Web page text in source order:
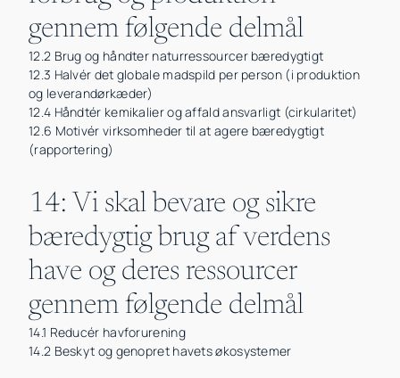
gennem følgende delmål
12.2 Brug og håndter naturressourcer bæredygtigt
12.3 Halvér det globale madspild per person (i produktion
og leverandørkæder)
12.4 Håndtér kemikalier og affald ansvarligt (cirkularitet)
12.6 Motivér virksomheder til at agere bæredygtigt
(rapportering)
14: Vi skal bevare og sikre
bæredygtig brug af verdens
have og deres ressourcer
gennem følgende delmål
14.1 Reducér havforurening
14.2 Beskyt og genopret havets økosystemer